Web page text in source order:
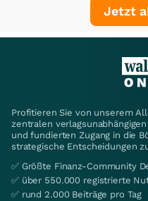
Jetzt
Profitieren Sie von unserem
zentralen
und fundierten Zugang in die
strategische Entscheidungen
✅ Größte Finanz-Community
✅ über 550.000 registrierte
✅ rund 2.000 Beiträge pro Tag